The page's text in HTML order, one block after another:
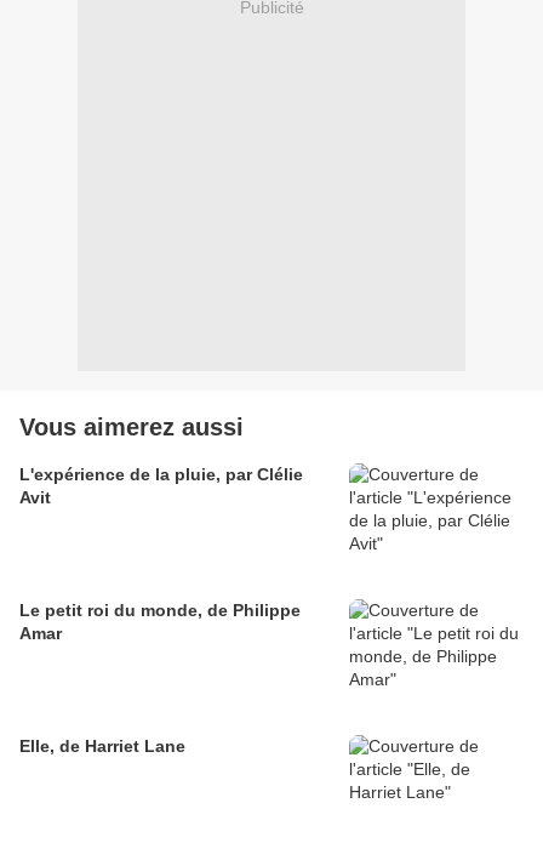
Publicité
Vous aimerez aussi
L'expérience de la pluie, par Clélie
Avit
Le petit roi du monde, de Philippe
Amar
Elle, de Harriet Lane